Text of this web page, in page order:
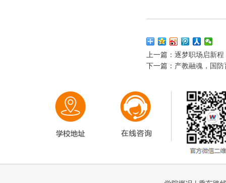
上一篇： 逐梦职场启新
下一篇： 产教融魂，国